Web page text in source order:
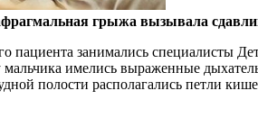
грыжа вызывала
пациента занимались специалисты
имелись выраженные
полости располагались петли